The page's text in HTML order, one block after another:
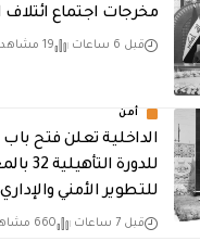
مخرجات اجتماع ائتلاف
قبل 6 ساعات 19 مشاهدات
أمن
الداخلية تعلن فتح باب
للدورة
للتطوير الأمني والإداري
قبل 7 ساعات 660 مشاهدات